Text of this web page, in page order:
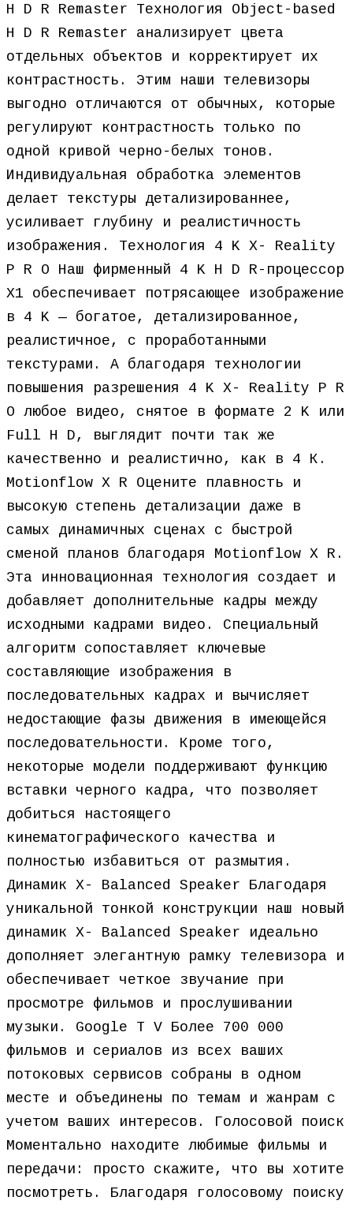
H D R Remaster Технология Object-based
H D R Remaster анализирует цвета
отдельных объектов и корректирует их
контрастность. Этим наши телевизоры
выгодно отличаются от обычных, которые
регулируют контрастность только по
одной кривой черно-белых тонов.
Индивидуальная обработка элементов
делает текстуры детализированнее,
усиливает глубину и реалистичность
изображения. Технология 4 K X- Reality
P R O Наш фирменный 4 K H D R-процессор
X1 обеспечивает потрясающее изображение
в 4 K — богатое, детализированное,
реалистичное, с проработанными
текстурами. А благодаря технологии
повышения разрешения 4 K X- Reality P R
O любое видео, снятое в формате 2 K или
Full H D, выглядит почти так же
качественно и реалистично, как в 4 К.
Motionflow X R Оцените плавность и
высокую степень детализации даже в
самых динамичных сценах с быстрой
сменой планов благодаря Motionflow X R.
Эта инновационная технология создает и
добавляет дополнительные кадры между
исходными кадрами видео. Специальный
алгоритм сопоставляет ключевые
составляющие изображения в
последовательных кадрах и вычисляет
недостающие фазы движения в имеющейся
последовательности. Кроме того,
некоторые модели поддерживают функцию
вставки черного кадра, что позволяет
добиться настоящего
кинематографического качества и
полностью избавиться от размытия.
Динамик X- Balanced Speaker Благодаря
уникальной тонкой конструкции наш новый
динамик X- Balanced Speaker идеально
дополняет элегантную рамку телевизора и
обеспечивает четкое звучание при
просмотре фильмов и прослушивании
музыки. Google T V Более 700 000
фильмов и сериалов из всех ваших
потоковых сервисов собраны в одном
месте и объединены по темам и жанрам с
учетом ваших интересов. Голосовой поиск
Моментально находите любимые фильмы и
передачи: просто скажите, что вы хотите
посмотреть. Благодаря голосовому поиску